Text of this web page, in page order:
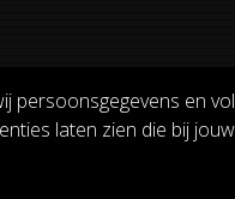
persoonsgegevens en
laten zien die bij